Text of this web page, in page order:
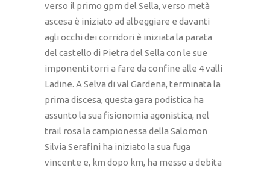
verso il primo gpm del Sella, verso metà
ascesa è iniziato ad albeggiare e davanti
agli occhi dei corridori è iniziata la parata
del castello di Pietra del Sella con le sue
imponenti torri a fare da confine alle 4 valli
Ladine. A Selva di val Gardena, terminata la
prima discesa, questa gara podistica ha
assunto la sua fisionomia agonistica, nel
trail rosa la campionessa della Salomon
Silvia Serafini ha iniziato la sua fuga
vincente e, km dopo km, ha messo a debita